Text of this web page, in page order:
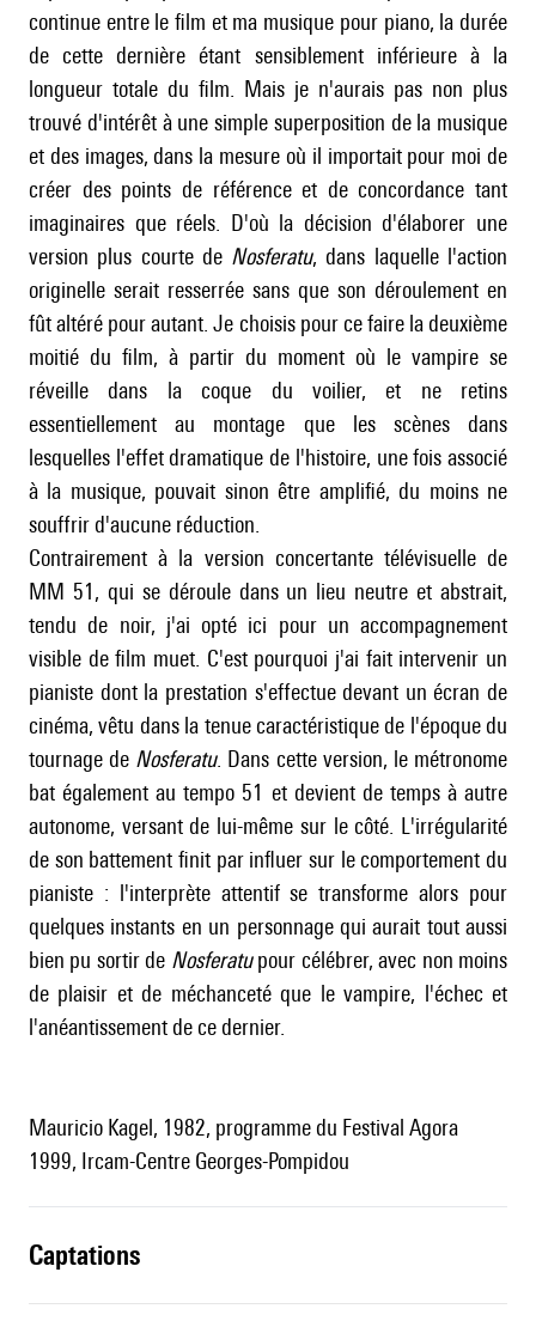
continue entre le film et ma musique pour piano, la durée
de cette dernière étant sensiblement inférieure à la
longueur totale du film. Mais je n'aurais pas non plus
trouvé d'intérêt à une simple superposition de la musique
et des images, dans la mesure où il importait pour moi de
créer des points de référence et de concordance tant
imaginaires que réels. D'où la décision d'élaborer une
version plus courte de Nosferatu, dans laquelle l'action
originelle serait resserrée sans que son déroulement en
fût altéré pour autant. Je choisis pour ce faire la deuxième
moitié du film, à partir du moment où le vampire se
réveille dans la coque du voilier, et ne retins
essentiellement au montage que les scènes dans
lesquelles l'effet dramatique de l'histoire, une fois associé
à la musique, pouvait sinon être amplifié, du moins ne
souffrir d'aucune réduction.
Contrairement à la version concertante télévisuelle de
MM 51, qui se déroule dans un lieu neutre et abstrait,
tendu de noir, j'ai opté ici pour un accompagnement
visible de film muet. C'est pourquoi j'ai fait intervenir un
pianiste dont la prestation s'effectue devant un écran de
cinéma, vêtu dans la tenue caractéristique de l'époque du
tournage de Nosferatu. Dans cette version, le métronome
bat également au tempo 51 et devient de temps à autre
autonome, versant de lui-même sur le côté. L'irrégularité
de son battement finit par influer sur le comportement du
pianiste : l'interprète attentif se transforme alors pour
quelques instants en un personnage qui aurait tout aussi
bien pu sortir de Nosferatupour célébrer, avec non moins
de plaisir et de méchanceté que le vampire, l'échec et
l'anéantissement de ce dernier.
Mauricio Kagel, 1982, programme du Festival Agora
1999, Ircam-Centre Georges-Pompidou
captations